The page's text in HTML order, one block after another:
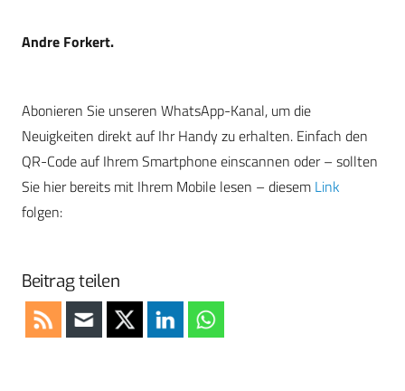
Andre Forkert.
Abonieren Sie unseren WhatsApp-Kanal, um die
Neuigkeiten direkt auf Ihr Handy zu erhalten. Einfach den
QR-Code auf Ihrem Smartphone einscannen oder – sollten
Sie hier bereits mit Ihrem Mobile lesen – diesem Link
folgen:
Beitrag teilen